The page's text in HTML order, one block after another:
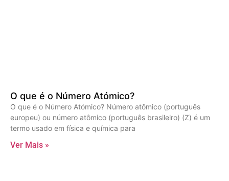
O que é o Número Atómico?
O que é o Número Atómico? Número atômico (português
europeu) ou número atômico (português brasileiro) (Z) é um
termo usado em física e química para
Ver Mais »